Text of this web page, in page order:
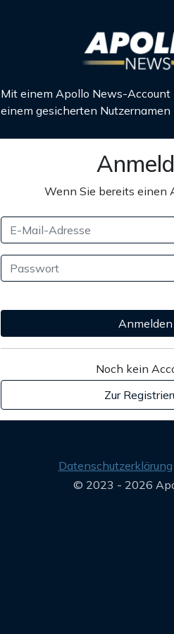
Mit einem Apollo News-Account
einem gesicherten Nutzernamen
Wenn Sie bereits einen
Anmelden
Noch kein
Zur
Datenschutzerklärung
© 2023 - 2026